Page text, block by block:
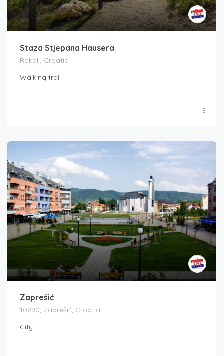
Staza Stjepana Hausera
Rakalj, Croatia
Walking trail
Zaprešić
10290, Zaprešić, Croatia
City